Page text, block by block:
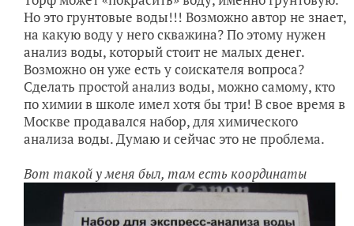
Но это грунтовые воды!!! Возможно автор не знает,
на какую воду у него скважина? По этому нужен
анализ воды, который стоит не малых денег.
Возможно он уже есть у соискателя вопроса?
Сделать простой анализ воды, можно самому, кто
по химии в школе имел хотя бы три! В свое время в
Москве продавался набор, для химического
анализа воды. Думаю и сейчас это не проблема.
Вот такой у меня был, там есть координаты